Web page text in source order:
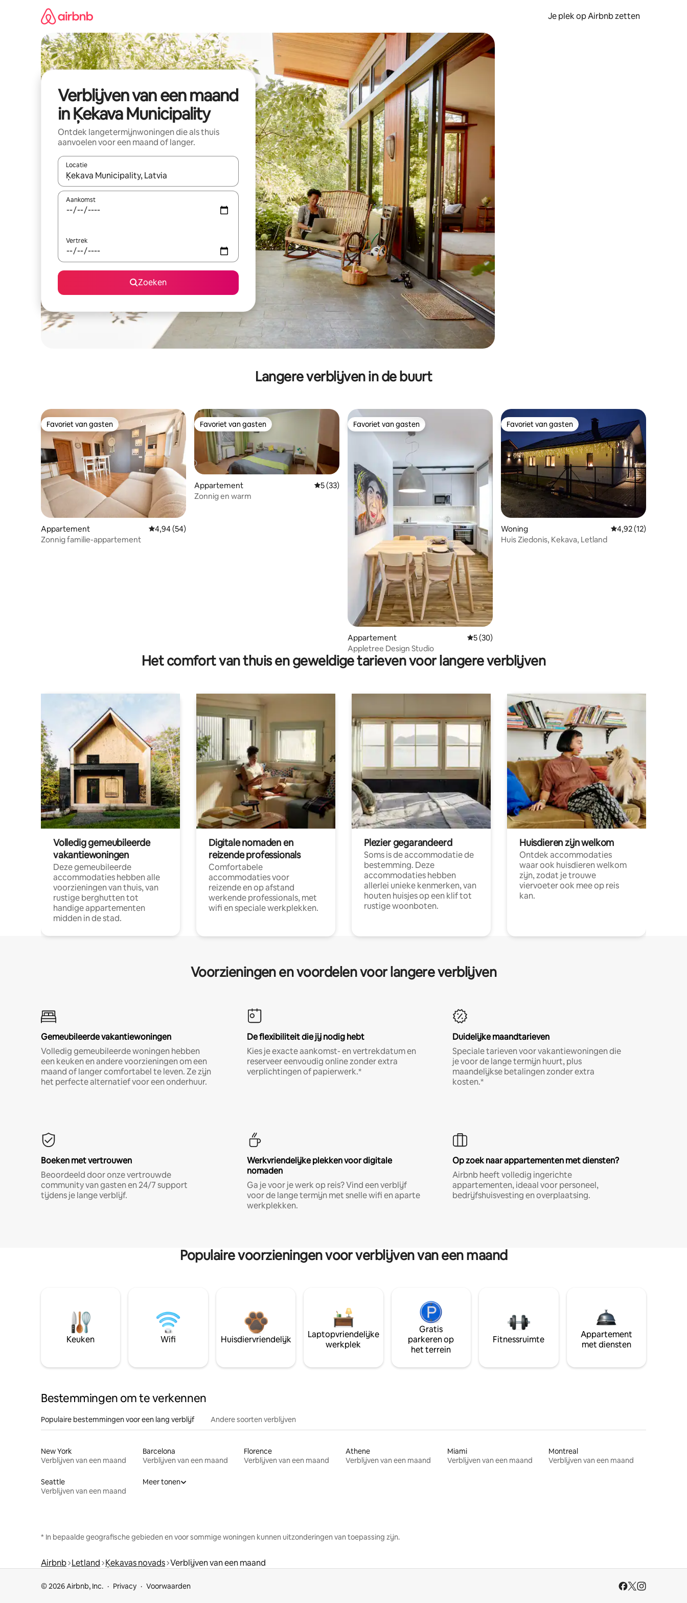
Je plek op Airbnb zetten
Verblijven van een maand
in Ķekava Municipality
Ontdek langetermijnwoningen die als thuis
aanvoelen voor een maand of langer.
Locatie
Wanneer er resultaten beschikbaar zijn, maak je een keuze met je de pijltjestoetsen omhoog en omlaag, óf door te tikken of swipen.
Aankomst
Vertrek
Zoeken
Langere verblijven in de buurt
Favoriet van gasten
Favoriet van gasten
Appartement Gemiddelde beoordeling van 4,94 op 5, 54 recensies
4,94 (54)
Zonnig familie-appartement
Favoriet van gasten
Favoriet van gasten
Appartement Gemiddelde beoordeling van 5 op 5, 33 recensies
5 (33)
Zonnig en warm
Favoriet van gasten
Favoriet van gasten
Appartement Gemiddelde beoordeling van 5 op 5, 30 recensies
5 (30)
Appletree Design Studio
Favoriet van gasten
Favoriet van gasten
Woning Gemiddelde
4,92 (12)
Huis Ziedonis, Kekava, Letland
Het comfort van thuis en geweldige tarieven voor langere verblijven
Volledig gemeubileerde
vakantiewoningen
Deze gemeubileerde
accommodaties hebben alle
voorzieningen van thuis, van
rustige berghutten tot
handige appartementen
midden in de stad.
Digitale nomaden en
reizende professionals
Comfortabele
accommodaties voor
reizende en op afstand
werkende professionals, met
wifi en speciale werkplekken.
Plezier gegarandeerd
Soms is de accommodatie de
bestemming. Deze
accommodaties hebben
allerlei unieke kenmerken, van
houten huisjes op een klif tot
rustige woonboten.
Huisdieren zijn welkom
Ontdek accommodaties
waar ook huisdieren welkom
zijn, zodat je trouwe
viervoeter ook mee op reis
kan.
Voorzieningen en voordelen voor langere verblijven
Gemeubileerde vakantiewoningen
Volledig gemeubileerde woningen hebben
een keuken en andere voorzieningen om een
maand of langer comfortabel te leven. Ze zijn
het perfecte alternatief voor een onderhuur.
De flexibiliteit die jij nodig hebt
Kies je exacte aankomst- en vertrekdatum en
reserveer eenvoudig online zonder extra
verplichtingen of papierwerk.*
Duidelijke maandtarieven
Speciale tarieven voor vakantiewoningen die
je voor de lange termijn huurt, plus
maandelijkse betalingen zonder extra
kosten.*
Boeken met vertrouwen
Beoordeeld door onze vertrouwde
community van gasten en 24/7 support
tijdens je lange verblijf.
Werkvriendelijke plekken voor digitale
nomaden
Ga je voor je werk op reis? Vind een verblijf
voor de lange termijn met snelle wifi en aparte
werkplekken.
Op zoek naar appartementen met diensten?
Airbnb heeft volledig ingerichte
appartementen, ideaal voor personeel,
bedrijfshuisvesting en overplaatsing.
Populaire voorzieningen voor verblijven van een maand
Keuken Wifi Huisdiervriendelijk
Laptopvriendelijke
werkplek
Gratis
parkeren op
het terrein
Fitnessruimte
Appartement
met diensten
Bestemmingen om te verkennen
Populaire bestemmingen voor een lang verblijf Andere soorten verblijven
New York
Verblijven van een maand
Barcelona
Verblijven van een maand
Florence
Verblijven van een maand
Athene
Verblijven van een maand
Miami
Verblijven van een maand
Montreal
Verblijven van een maand
Seattle
Verblijven van een maand
Meer tonen
* In bepaalde geografische gebieden en voor sommige woningen kunnen uitzonderingen van toepassing zijn.
Airbnb Letland Ķekavas novads Verblijven van een maand
© 2026 Airbnb, Inc. Privacy Voorwaarden